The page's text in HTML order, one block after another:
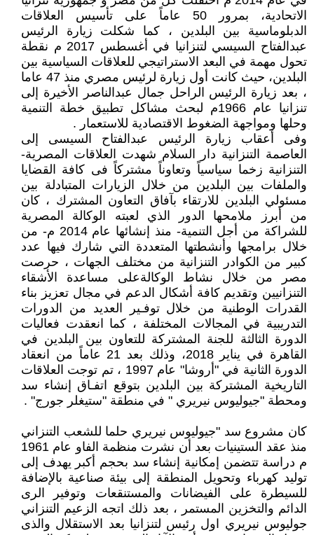
الاتحادية، بمرور 50 عاماً على تأسيس العلاقات
الدبلوماسية بين البلدين ، كما شكلت زيارة الرئيس
عبدالفتاح السيسي لتنزانيا في أغسطس 2017 م نقطة
تحول مهمة في البعد الاستراتيجي للعلاقات السياسية بين
البلدين، حيث كانت أول زيارة لرئيس مصري منذ 47 عاما
، بعد زيارة الرئيس الراحل جمال عبدالناصر الأخيرة إلى
تنزانيا عام 1966م لبحث مشاكل تطبيق خطة التنمية
وحلها ومواجهة الضغوط الاقتصادية للاستعمار .
وفى أعقاب زيارة الرئيس عبدالفتاح السيسى إلى
العاصمة التنزانية دار السلام شهدت العلاقات المصرية-
التنزانية زخما سياسياً وتعاوناً مشتركاً فى كافة القضايا
والملفات بين البلدين من خلال الزيارات المتبادلة بين
مسئولي البلدين للارتقاء بآفاق التعاون المشترك ، كان
من أبرز ملامحها الدور الذي لعبته الوكالة المصرية
للشراكة من أجل التنمية- منذ إنشائها عام 2014 م- من
خلال برامجها وأنشطتها المتعددة التي شارك فيها عدد
كبير من الكوادر التنزانية من مختلف الجهات ، حرصت
مصر من خلال نشاط الوكالةعلى مساعدة الأشقاء
التنزانيين وتقديم كافة أشكال الدعم في مجال تعزيز بناء
القدرات الوطنية من خلال توفـير العديد من الدورات
التدريبية في المجالات المختلفة ، كما انعقدت فعاليات
الدورة الثالثة للجنة المشتركة للتعاون بين البلدين في
القاهرة في يناير 2018، وذلك بعد 21 عاماً من انعقاد
الدورة الثانية في "أروشا" عام 1997 ، تم توجت العلاقات
التاريخية المشتركة بين البلدين بتوقع اتفـاق إنشاء سد
ومحطة "جيوليوس نيريري " في منطقة "ستيغلر جورج" .
كان مشروع سد "جيوليوس نيريري حلما للشعب التنزاني
منذ عقد الستينيات بعد أن نشرت منظمة الفاو عام 1961
م دراسة تتضمن إمكانية إنشاء سد بحجم أكبر يهدف إلى
توليد كهرباء وتحويل المنطقة إلى بيئة صناعية بالإضافة
للسيطرة على الفيضانات والمستنقعات وتوفير الرى
الدائم والتخزين المستمر ، بعد ذلك اتجه الزعيم التنزاني
جوليوس نيريري اول رئيس لتنزانيا بعد الاستقلال والذى